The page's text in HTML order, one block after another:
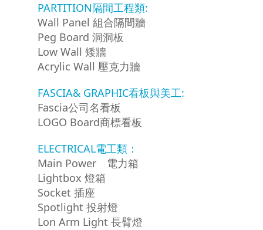
PARTITION隔間工程類:
Wall Panel 組合隔間牆
Peg Board 洞洞板
Low Wall 矮牆
Acrylic Wall 壓克力牆
FASCIA& GRAPHIC看板與美工:
Fascia公司名看板
LOGO Board商標看板
ELECTRICAL電工類：
Main Power 電力箱
Lightbox 燈箱
Socket 插座
Spotlight 投射燈
Lon Arm Light 長臂燈